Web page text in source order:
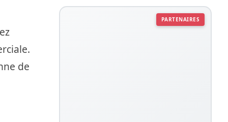
de
PARTENAIRES